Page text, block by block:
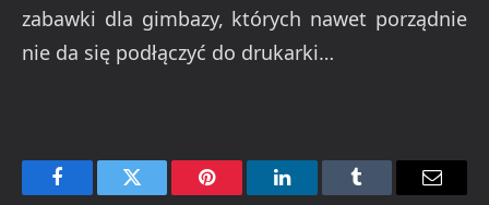
zabawki dla gimbazy, których nawet porządnie
nie da się podłączyć do drukarki…
FacebookTwitter Pinterest LinkedInTumblr Email